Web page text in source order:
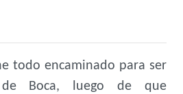
todo encaminado para ser
de Boca, luego de que